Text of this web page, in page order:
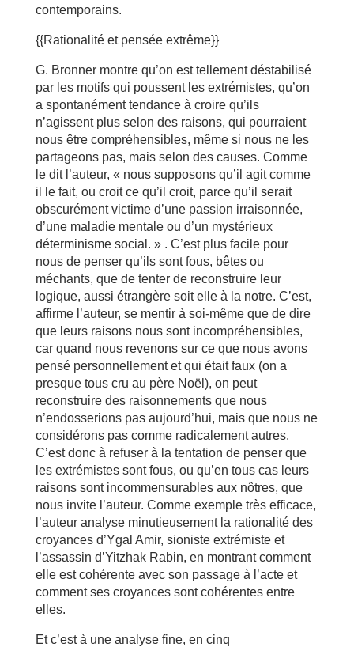
contemporains.
{{Rationalité et pensée extrême}}
G. Bronner montre qu’on est tellement déstabilisé
par les motifs qui poussent les extrémistes, qu’on
a spontanément tendance à croire qu’ils
n’agissent plus selon des raisons, qui pourraient
nous être compréhensibles, même si nous ne les
partageons pas, mais selon des causes. Comme
le dit l’auteur, « nous supposons qu’il agit comme
il le fait, ou croit ce qu’il croit, parce qu’il serait
obscurément victime d’une passion irraisonnée,
d’une maladie mentale ou d’un mystérieux
déterminisme social. » . C’est plus facile pour
nous de penser qu’ils sont fous, bêtes ou
méchants, que de tenter de reconstruire leur
logique, aussi étrangère soit elle à la notre. C’est,
affirme l’auteur, se mentir à soi-même que de dire
que leurs raisons nous sont incompréhensibles,
car quand nous revenons sur ce que nous avons
pensé personnellement et qui était faux (on a
presque tous cru au père Noël), on peut
reconstruire des raisonnements que nous
n’endosserions pas aujourd’hui, mais que nous ne
considérons pas comme radicalement autres.
C’est donc à refuser à la tentation de penser que
les extrémistes sont fous, ou qu’en tous cas leurs
raisons sont incommensurables aux nôtres, que
nous invite l’auteur. Comme exemple très efficace,
l’auteur analyse minutieusement la rationalité des
croyances d’Ygal Amir, sioniste extrémiste et
l’assassin d’Yitzhak Rabin, en montrant comment
elle est cohérente avec son passage à l’acte et
comment ses croyances sont cohérentes entre
elles.
Et c’est à une analyse fine, en cinq